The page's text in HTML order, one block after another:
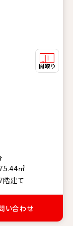
75.44㎡
建て
い合わせ